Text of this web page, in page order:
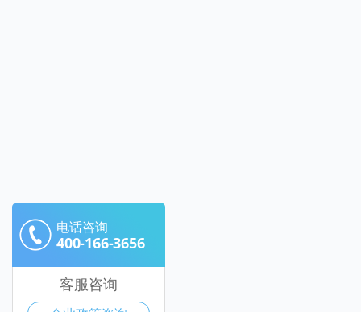
电话咨询
400-166-3656
客服咨询